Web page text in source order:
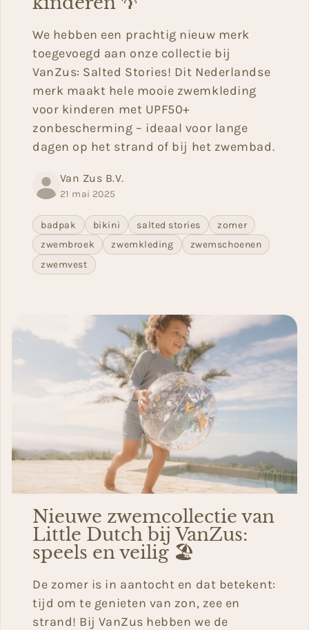
We hebben een prachtig nieuw merk
toegevoegd aan onze collectie bij
VanZus: Salted Stories! Dit Nederlandse
merk maakt hele mooie zwemkleding
voor kinderen met UPF50+
zonbescherming – ideaal voor lange
dagen op het strand of bij het zwembad.
Van Zus B.V.
21 mai 2025
badpak bikini salted stories
zomer
zwembroek
zwemkleding
zwemschoenen
zwemvest
Nieuwe zwemcollectie van
Little Dutch bij VanZus:
speels en veilig 🏖️
De zomer is in aantocht en dat betekent:
tijd om te genieten van zon, zee en
strand! Bij VanZus hebben we de